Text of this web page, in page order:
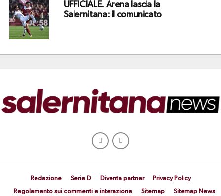
UFFICIALE. Arena lascia la
Salernitana: il comunicato
Redazione Serie D Diventa partner
Privacy Policy
Regolamento sui commenti e interazione
Sitemap Sitemap News